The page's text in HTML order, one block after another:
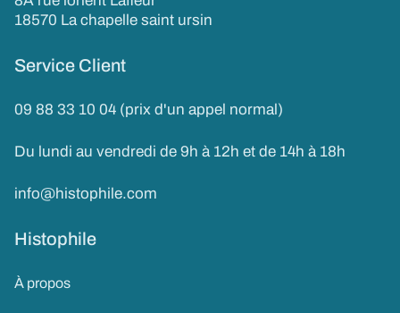
18570 La chapelle saint ursin
Service Client
09 88 33 10 04 (prix d'un appel normal)
Du lundi au vendredi de 9h à 12h et de 14h à 18h
info@histophile.com
Histophile
À propos